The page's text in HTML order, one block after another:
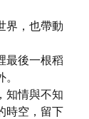
界，也帶動
最後一根稻
。
知情與不知
時空，留下